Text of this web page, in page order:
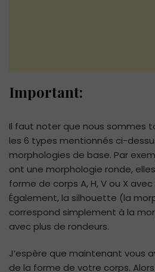
Important:
Il faut noter que nous sommes
les 6 types mentionnés ci-
morphologies de base. Par
ont une morphologie ronde,
forme de corps A, H, V ou X
Également, la silhouette (la
correspond simplement à la
avec plus de rondeurs.
J’espère que maintenant vous
de la forme de votre corps.